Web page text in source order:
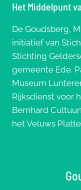
Het Middelpunt
De Goudsberg,
initiatief van
Stichting
gemeente Ede.
Museum
Rijksdienst voor
Bernhard
het Veluws